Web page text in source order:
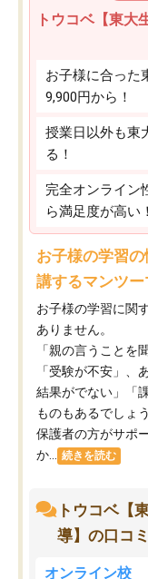
トウコベ【東大
お子様に合った
9,900円から！
授業日以外も東
る！
完全オンライン
ら満足度が高い！
お子様の学習
講するマンツ
お子様の学習に関
ありません。
「親の言うことを
「受験が不安」、
結果がでない」「
ものもあるでしょう
保護者の方がサポ
か...
続きを読む
トウコベ【
導】の口コ
オンライン校